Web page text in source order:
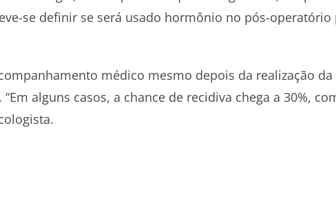
se definir se será usado hormônio no pós-
médico mesmo depois da realização
alguns casos, a chance de recidiva chega a 30%,